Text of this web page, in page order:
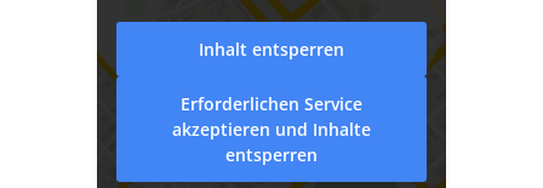
Inhalt entsperren
Erforderlichen Service
akzeptieren und Inhalte
entsperren